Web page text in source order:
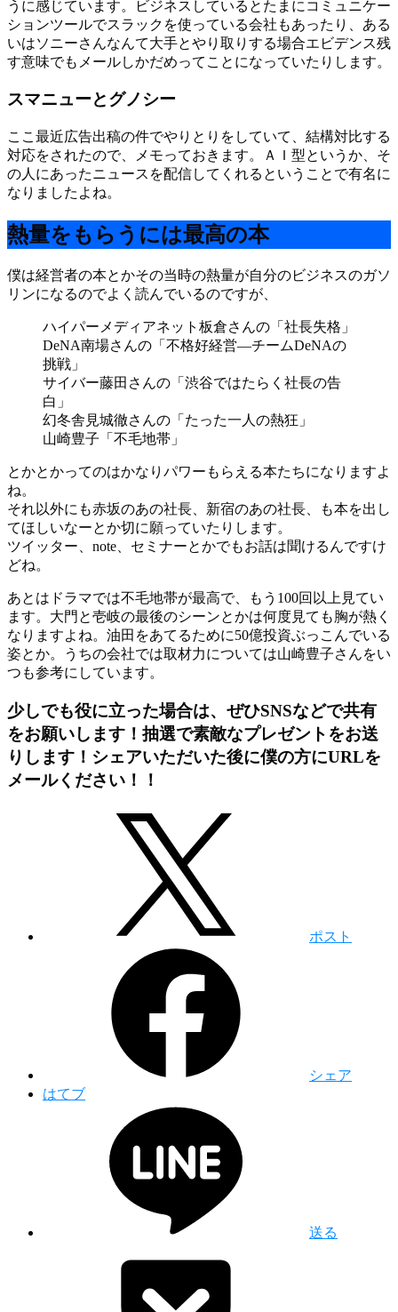
うに感じています。ビジネスしているとたまにコミュニケー
ションツールでスラックを使っている会社もあったり、ある
いはソニーさんなんて大手とやり取りする場合エビデンス残
す意味でもメールしかだめってことになっていたりします。
スマニューとグノシー
ここ最近広告出稿の件でやりとりをしていて、結構対比する
対応をされたので、メモっておきます。ＡＩ型というか、そ
の人にあったニュースを配信してくれるということで有名に
なりましたよね。
熱量をもらうには最高の本
僕は経営者の本とかその当時の熱量が自分のビジネスのガソ
リンになるのでよく読んでいるのですが、
ハイパーメディアネット板倉さんの「社長失格」
DeNA南場さんの「不格好経営―チームDeNAの
挑戦」
サイバー藤田さんの「渋谷ではたらく社長の告
白」
幻冬舎見城徹さんの「たった一人の熱狂」
山崎豊子「不毛地帯」
とかとかってのはかなりパワーもらえる本たちになりますよ
ね。
それ以外にも赤坂のあの社長、新宿のあの社長、も本を出し
てほしいなーとか切に願っていたりします。
ツイッター、note、セミナーとかでもお話は聞けるんですけ
どね。
あとはドラマでは不毛地帯が最高で、もう100回以上見てい
ます。大門と壱岐の最後のシーンとかは何度見ても胸が熱く
なりますよね。油田をあてるために50億投資ぶっこんでいる
姿とか。うちの会社では取材力については山崎豊子さんをい
つも参考にしています。
少しでも役に立った場合は、ぜひSNSなどで共有
をお願いします！抽選で素敵なプレゼントをお送
りします！シェアいただいた後に僕の方にURLを
メールください！！
ポスト
シェア
はてブ
送る